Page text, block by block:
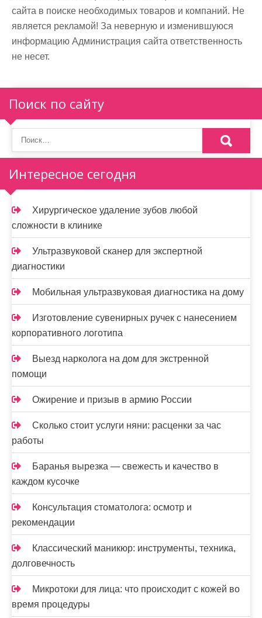
сайта в поиске необходимых товаров и компаний. Не
является рекламой! За неверную и изменившуюся
информацию Администрация сайта ответственность
не несет.
Поиск по сайту
Интересное сегодня
Хирургическое удаление зубов любой
сложности в клинике
Ультразвуковой сканер для экспертной
диагностики
Мобильная ультразвуковая диагностика на дому
Изготовление сувенирных ручек с нанесением
корпоративного логотипа
Выезд нарколога на дом для экстренной
помощи
Ожирение и призыв в армию России
Сколько стоит услуги няни: расценки за час
работы
Баранья вырезка — свежесть и качество в
каждом кусочке
Консультация стоматолога: осмотр и
рекомендации
Классический маникюр: инструменты, техника,
долговечность
Микротоки для лица: что происходит с кожей во
время процедуры